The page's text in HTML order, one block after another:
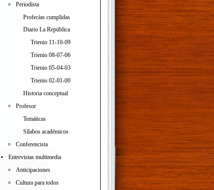
Periodista
Profecías cumplidas
Diario La República
Trienio 11-10-09
Trienio 08-07-06
Trienio 05-04-03
Trienio 02-01-00
Historia conceptual
Profesor
Temáticas
Sílabos académicos
Conferencista
Entrevistas multimedia
Anticipaciones
Cultura para todos